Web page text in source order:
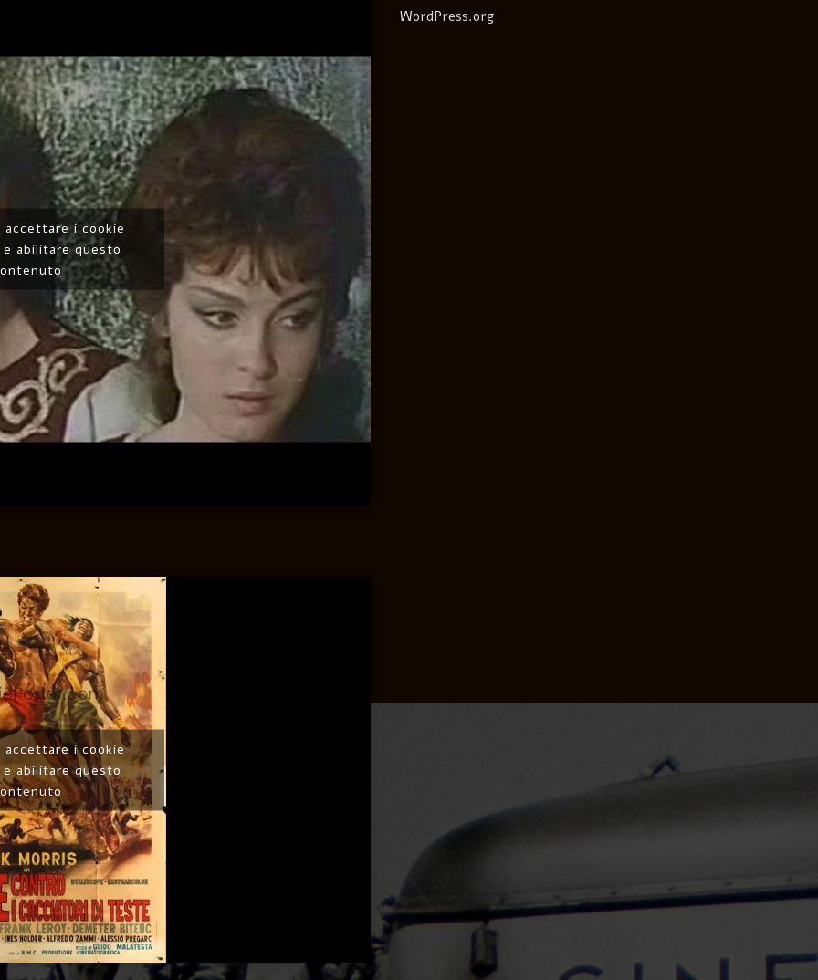
accettare i cookie
abilitare questo
accettare i cookie
abilitare questo
WordPress.org